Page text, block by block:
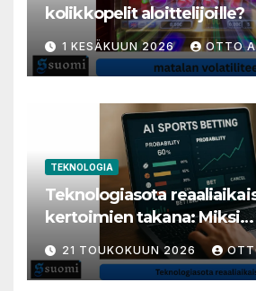
kolikkopelit aloittelijoille?
1 KESÄKUUN 2026 OTTO
TEKNOLOGIA
Teknologiasota
kertoimien takana: Miksi
millisekunneista tuli
tärkein valuutta
21 TOUKOKUUN 2026